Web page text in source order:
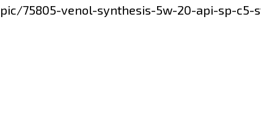
75805-venol-synthesis-5w-20-api-sp-c5-